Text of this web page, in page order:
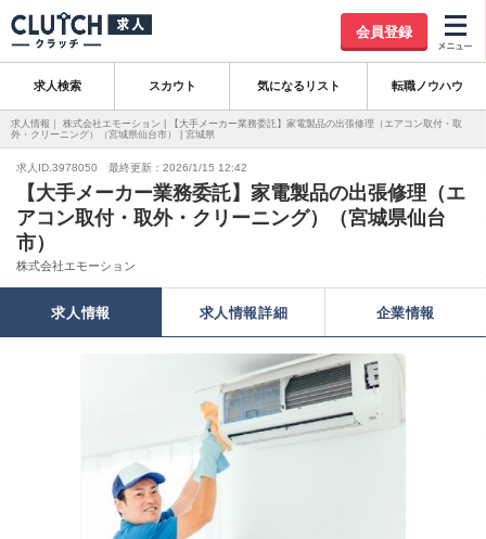
会員登録
求人検索 スカウト 気になるリスト 転職ノウハウ
求人情報｜ 株式会社エモーション | 【大手メーカー業務委託】家電製品の出張修理（エアコン取付・取
外・クリーニング）（宮城県仙台市） | 宮城県
求人ID.3978050 最終更新：2026/1/15 12:42
【大手メーカー業務委託】家電製品の出張修理（エ
アコン取付・取外・クリーニング）（宮城県仙台
市）
株式会社エモーション
求人情報 求人情報詳細 企業情報